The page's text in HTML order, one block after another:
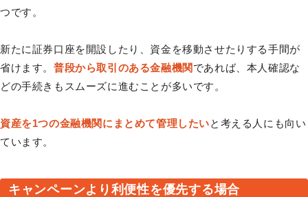
つです。
新たに証券口座を開設したり、資金を移動させたりする手間が
省けます。 普段から取引のある金融機関 であれば、本人確認な
どの手続きもスムーズに進むことが多いです。
資産を1つの金融機関にまとめて管理したいと考える人にも向い
ています。
キャンペーンより利便性を優先する場合